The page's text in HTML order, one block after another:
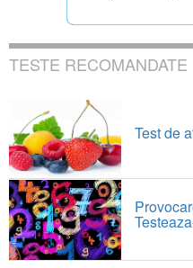
TESTE RECOMANDATE
Test de